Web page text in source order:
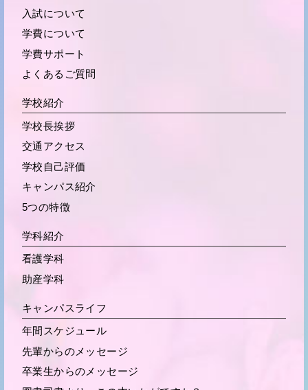
入試について
学費について
学費サポート
よくあるご質問
学校紹介
学校長挨拶
交通アクセス
学校自己評価
キャンパス紹介
5つの特徴
学科紹介
看護学科
助産学科
キャンパスライフ
年間スケジュール
先輩からのメッセージ
卒業生からの メッセージ